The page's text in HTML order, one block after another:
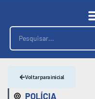
POLÍCIA
Voltar para inicial